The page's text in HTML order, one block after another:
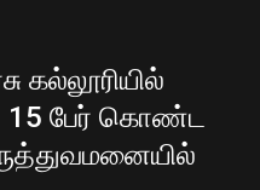
கல்லூரியில்
15 பேர் கொண்ட